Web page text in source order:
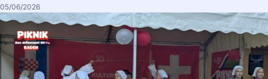
05/06/2026